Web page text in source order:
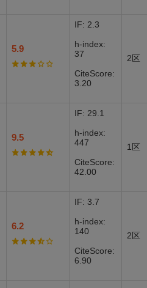
5.9
IF: 2.3
h-index:
37
CiteScore:
3.20
2区
9.5
IF: 29.1
h-index:
447
CiteScore:
42.00
1区
6.2
IF: 3.7
h-index:
140
CiteScore:
6.90
2区